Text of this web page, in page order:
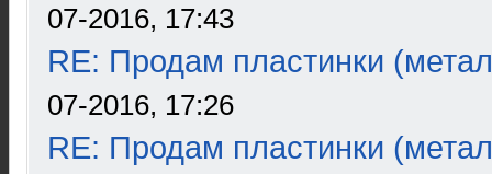
07-2016, 17:43
RE: Продам пластинки
07-2016, 17:26
RE: Продам пластинки